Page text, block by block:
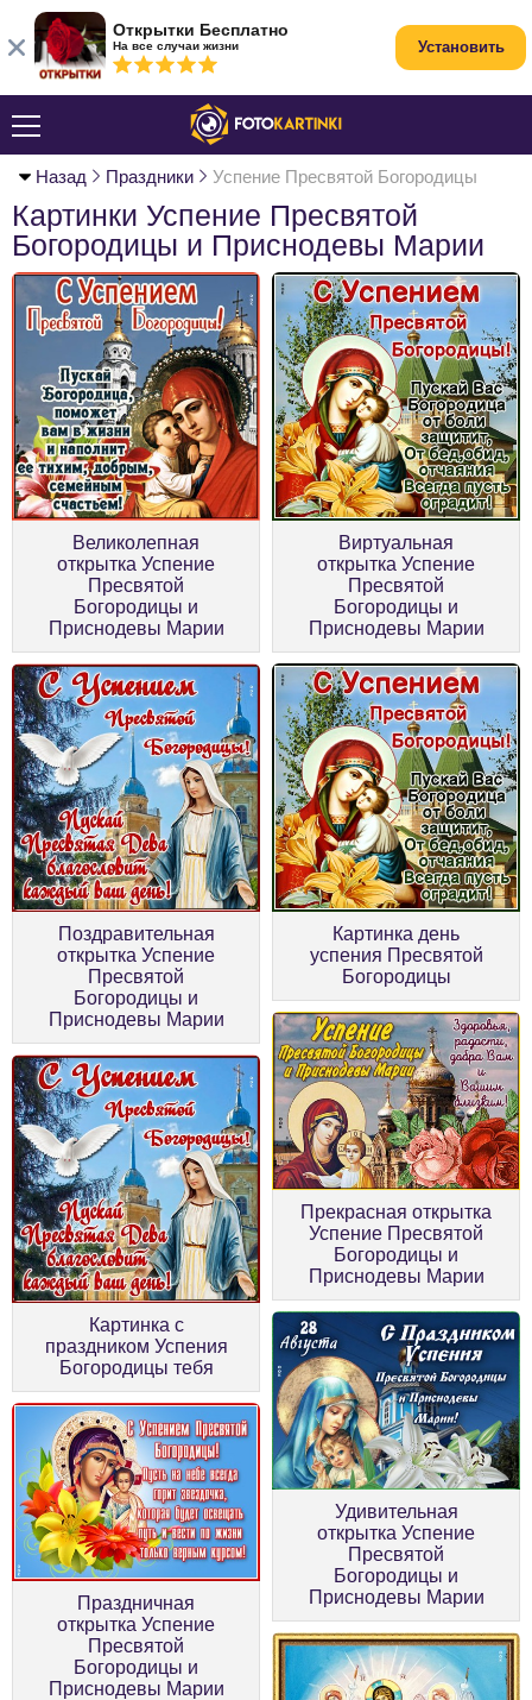
Назад Праздники Успение Пресвятой Богородицы
Картинки Успение Пресвятой
Богородицы и Приснодевы Марии
Великолепная
открытка Успение
Пресвятой
Богородицы и
Приснодевы Марии
Виртуальная
открытка Успение
Пресвятой
Богородицы и
Приснодевы Марии
Поздравительная
открытка Успение
Пресвятой
Богородицы и
Приснодевы Марии
Картинка день
успения Пресвятой
Богородицы
Картинка с
праздником Успения
Богородицы тебя
Прекрасная открытка
Успение Пресвятой
Богородицы и
Приснодевы Марии
Праздничная
открытка Успение
Пресвятой
Богородицы и
Приснодевы Марии
Удивительная
открытка Успение
Пресвятой
Богородицы и
Приснодевы Марии
Открытки Бесплатно
На все случаи жизни Установить